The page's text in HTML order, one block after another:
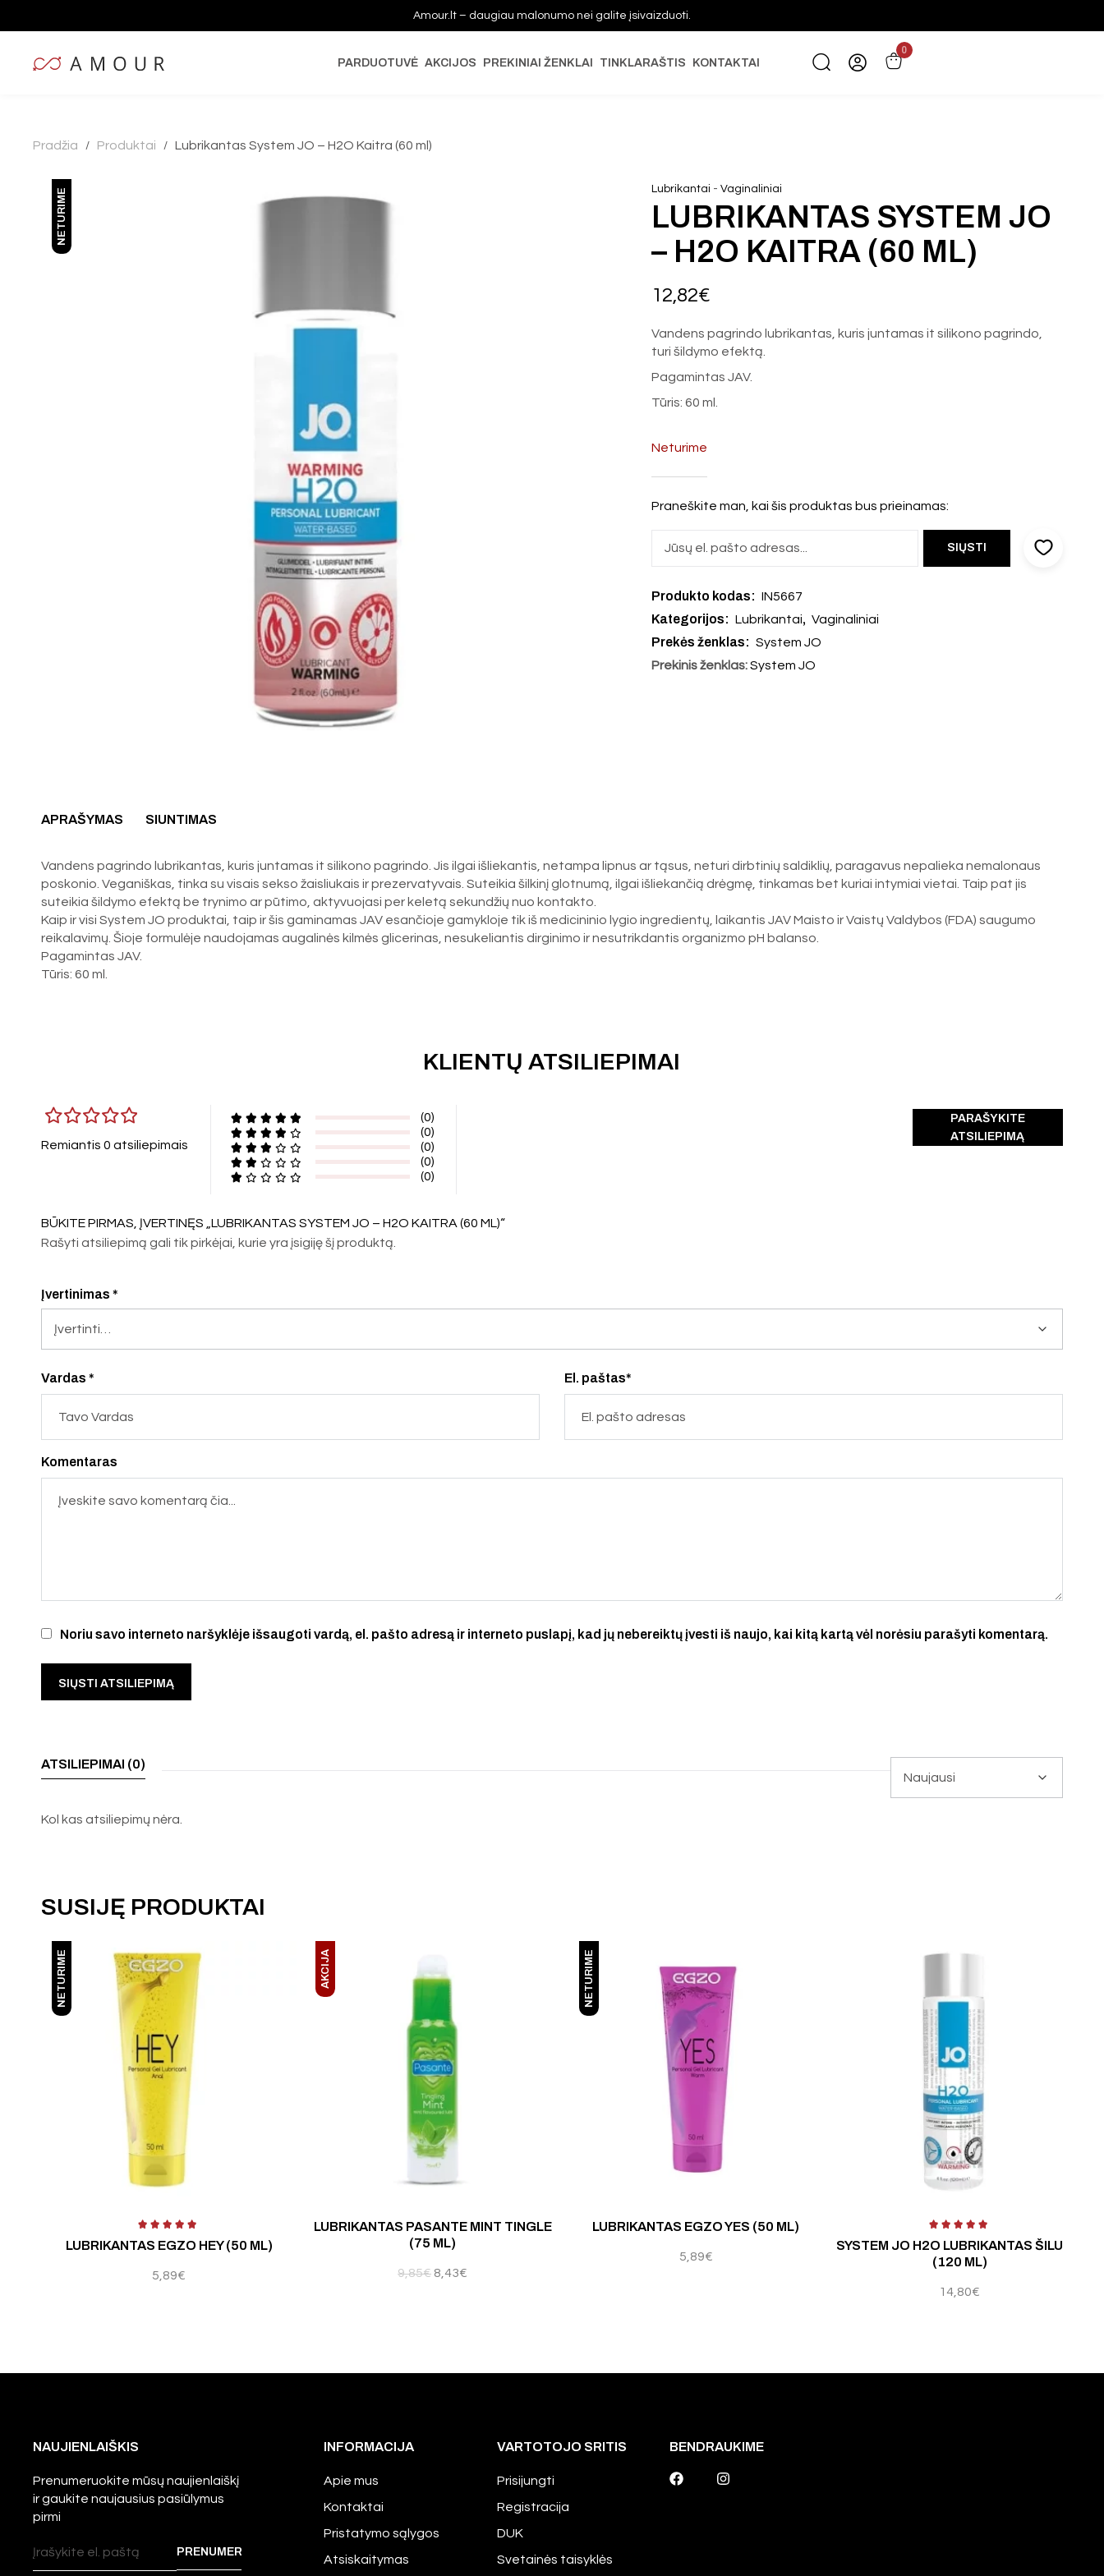
Amour.lt – daugiau malonumo nei galite įsivaizduoti.
PARDUOTUVĖ AKCIJOS PREKINIAI ŽENKLAI TINKLARAŠTIS KONTAKTAI
0
Pradžia / Produktai / Lubrikantas System JO – H2O Kaitra (60 ml)
NETURIME Lubrikantai -Vaginaliniai
LUBRIKANTAS SYSTEM JO
– H2O KAITRA (60 ML)
12,82€
Vandens pagrindo lubrikantas, kuris juntamas it silikono pagrindo,
turi šildymo efektą.
Pagamintas JAV.
Tūris: 60 ml.
Neturime
Praneškite man, kai šis produktas bus prieinamas:
Produkto kodas: IN5667
Kategorijos: Lubrikantai, Vaginaliniai
Prekės ženklas: System JO
Prekinis ženklas:System JO
APRAŠYMAS SIUNTIMAS
Vandens pagrindo lubrikantas, kuris juntamas it silikono pagrindo. Jis ilgai išliekantis, netampa lipnus ar tąsus, neturi dirbtinių saldiklių, paragavus nepalieka nemalonaus
poskonio. Veganiškas, tinka su visais sekso žaisliukais ir prezervatyvais. Suteikia šilkinį glotnumą, ilgai išliekančią drėgmę, tinkamas bet kuriai intymiai vietai. Taip pat jis
suteikia šildymo efektą be trynimo ar pūtimo, aktyvuojasi per keletą sekundžių nuo kontakto.
Kaip ir visi System JO produktai, taip ir šis gaminamas JAV esančioje gamykloje tik iš medicininio lygio ingredientų, laikantis JAV Maisto ir Vaistų Valdybos (FDA) saugumo
reikalavimų. Šioje formulėje naudojamas augalinės kilmės glicerinas, nesukeliantis dirginimo ir nesutrikdantis organizmo pH balanso.
Pagamintas JAV.
Tūris: 60 ml.
KLIENTŲ ATSILIEPIMAI
Remiantis 0 atsiliepimais
(0)
(0)
(0)
(0)
(0)
PARAŠYKITE
ATSILIEPIMĄ
BŪKITE PIRMAS, ĮVERTINĘS „LUBRIKANTAS SYSTEM JO – H2O KAITRA (60 ML)“
Rašyti atsiliepimą gali tik pirkėjai, kurie yra įsigiję šį produktą.
Vardas * El. paštas*
Noriu savo interneto naršyklėje išsaugoti vardą, el. pašto adresą ir interneto puslapį, kad jų nebereiktų įvesti iš naujo, kai kitą kartą vėl norėsiu parašyti komentarą.
Įvertinimas*
Komentaras
ATSILIEPIMAI (0)
Kol kas atsiliepimų nėra.
SUSIJĘ PRODUKTAI
NETURIME
LUBRIKANTAS EGZO HEY (50 ML)
5,89€
AKCIJA
LUBRIKANTAS PASANTE MINT TINGLE
(75 ML)
9,85€ 8,43€
NETURIME
LUBRIKANTAS EGZO YES (50 ML)
5,89€
SYSTEM JO H2O LUBRIKANTAS ŠILUMA
(120 ML)
14,80€
Įvertinimas: 5.00iš 5
NAUJIENLAIŠKIS
Prenumeruokite mūsų naujienlaiškį
ir gaukite naujausius pasiūlymus
pirmi
INFORMACIJA
Apie mus
Kontaktai
Pristatymo sąlygos
Atsiskaitymas
VARTOTOJO SRITIS
Prisijungti
Registracija
DUK
Svetainės taisyklės
BENDRAUKIME